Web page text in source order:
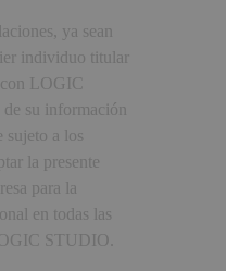
ya sean
individuo titular
LOGIC
su información
sujeto a los
la presente
para la
en todas las
STUDIO.